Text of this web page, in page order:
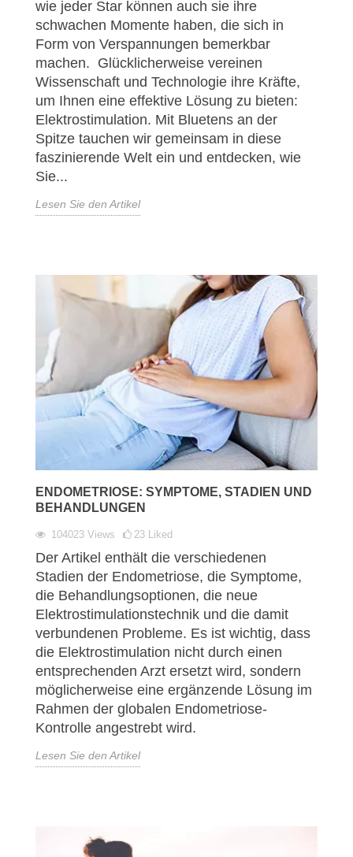
wie jeder Star können auch sie ihre
schwachen Momente haben, die sich in
Form von Verspannungen bemerkbar
machen. Glücklicherweise vereinen
Wissenschaft und Technologie ihre Kräfte,
um Ihnen eine effektive Lösung zu bieten:
Elektrostimulation. Mit Bluetens an der
Spitze tauchen wir gemeinsam in diese
faszinierende Welt ein und entdecken, wie
Sie...
Lesen Sie den Artikel
ENDOMETRIOSE: SYMPTOME, STADIEN UND
BEHANDLUNGEN
104023 Views 23 Liked
Der Artikel enthält die verschiedenen
Stadien der Endometriose, die Symptome,
die Behandlungsoptionen, die neue
Elektrostimulationstechnik und die damit
verbundenen Probleme. Es ist wichtig, dass
die Elektrostimulation nicht durch einen
entsprechenden Arzt ersetzt wird, sondern
möglicherweise eine ergänzende Lösung im
Rahmen der globalen Endometriose-
Kontrolle angestrebt wird.
Lesen Sie den Artikel